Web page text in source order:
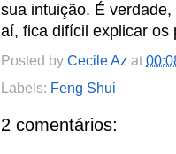
sua intuição. É
aí, fica difícil explicar os
Posted by Cecile Az at
Labels: Feng Shui
2 comentários: